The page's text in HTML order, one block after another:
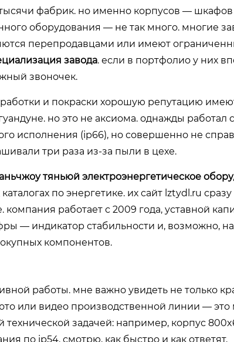
фабрик. но именно корпусов — шкафов
оборудования — не так много. многие
перепродавцами или имеют
завода. если в портфолио у них
звоночек.
и покраски хорошую репутацию
но это не аксиома. однажды работал
исполнения (ip66), но совершенно не
три раза из-за пыли в цехе.
тяньюй электроэнергетическое
по энергетике. их сайт lztydl.ru
работает с 2009 года, уставной
— индикатор стабильности и, возможно,
компонентов.
работы. мне важно увидеть не только
или видео производственной линии — это
задачей: например, корпус
по ip54. смотрю, как быстро и как ответят.